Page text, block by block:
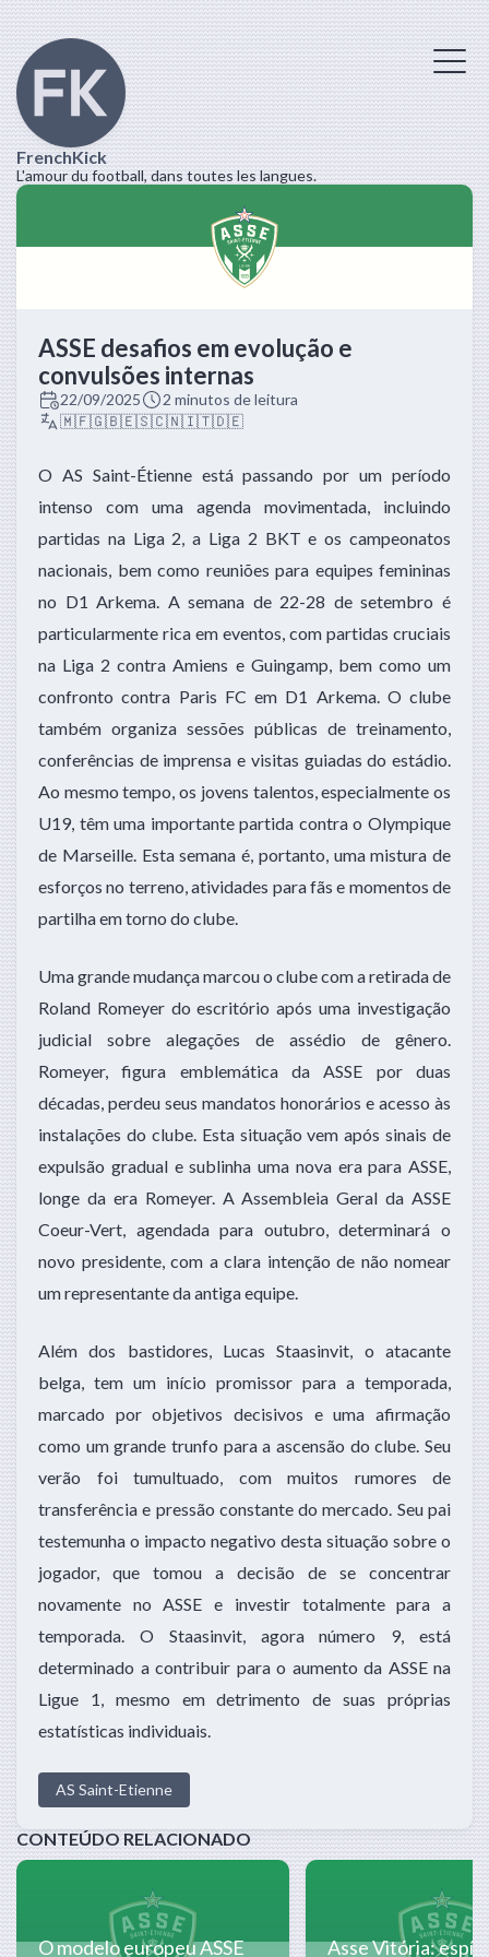
FrenchKick
L'amour du football, dans toutes les langues.
ASSE desafios em evolução e
convulsões internas
22/09/2025
2 minutos de leitura
🇲🇫🇬🇧🇪🇸🇨🇳🇮🇹🇩🇪
O AS Saint-Étienne está passando por um período
intenso com uma agenda movimentada, incluindo
partidas na Liga 2, a Liga 2 BKT e os campeonatos
nacionais, bem como reuniões para equipes femininas
no D1 Arkema. A semana de 22-28 de setembro é
particularmente rica em eventos, com partidas cruciais
na Liga 2 contra Amiens e Guingamp, bem como um
confronto contra Paris FC em D1 Arkema. O clube
também organiza sessões públicas de treinamento,
conferências de imprensa e visitas guiadas do estádio.
Ao mesmo tempo, os jovens talentos, especialmente os
U19, têm uma importante partida contra o Olympique
de Marseille. Esta semana é, portanto, uma mistura de
esforços no terreno, atividades para fãs e momentos de
partilha em torno do clube.
Uma grande mudança marcou o clube com a retirada de
Roland Romeyer do escritório após uma investigação
judicial sobre alegações de assédio de gênero.
Romeyer, figura emblemática da ASSE por duas
décadas, perdeu seus mandatos honorários e acesso às
instalações do clube. Esta situação vem após sinais de
expulsão gradual e sublinha uma nova era para ASSE,
longe da era Romeyer. A Assembleia Geral da ASSE
Coeur-Vert, agendada para outubro, determinará o
novo presidente, com a clara intenção de não nomear
um representante da antiga equipe.
Além dos bastidores, Lucas Staasinvit, o atacante
belga, tem um início promissor para a temporada,
marcado por objetivos decisivos e uma afirmação
como um grande trunfo para a ascensão do clube. Seu
verão foi tumultuado, com muitos rumores de
transferência e pressão constante do mercado. Seu pai
testemunha o impacto negativo desta situação sobre o
jogador, que tomou a decisão de se concentrar
novamente no ASSE e investir totalmente para a
temporada. O Staasinvit, agora número 9, está
determinado a contribuir para o aumento da ASSE na
Ligue 1, mesmo em detrimento de suas próprias
estatísticas individuais.
AS Saint-Etienne
CONTEÚDO RELACIONADO
O modelo europeu ASSE Asse Vitória: